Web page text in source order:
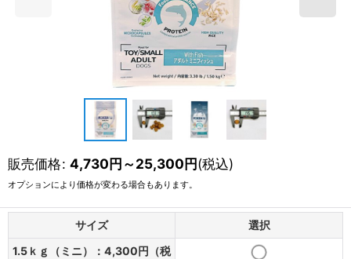
販売価格: 4,730円～25,300円(税込)
オプションにより価格が変わる場合もあります。
サイズ
選択
1.5ｋｇ（ミニ）：4,300円（税